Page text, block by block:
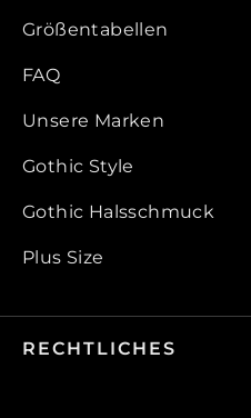
Größentabellen
FAQ
Unsere Marken
Gothic Style
Gothic Halsschmuck
Plus Size
RECHTLICHES